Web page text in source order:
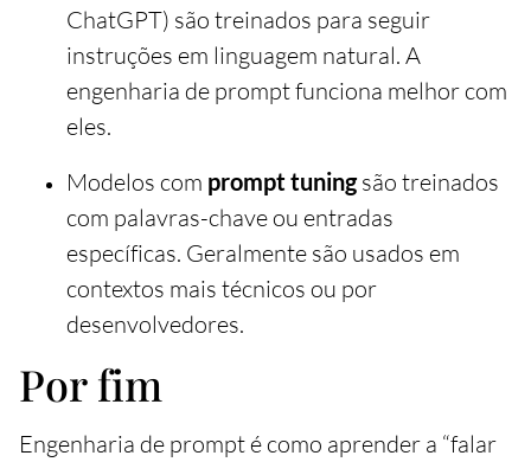
ChatGPT) são treinados para seguir
instruções em linguagem natural. A
engenharia de prompt funciona melhor com
eles.
Modelos com prompt tuningsão treinados
com palavras-chave ou entradas
específicas. Geralmente são usados em
contextos mais técnicos ou por
desenvolvedores.
Por fim
Engenharia de prompt é como aprender a “falar